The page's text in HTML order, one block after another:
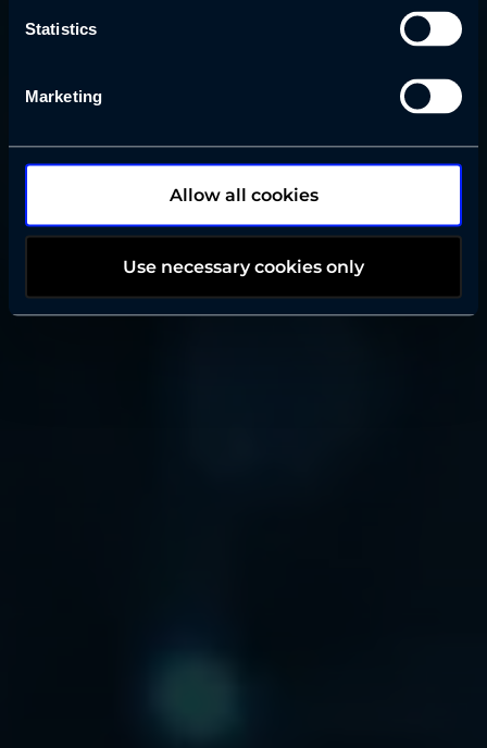
Statistics
Marketing
Allow all cookies
Use necessary cookies only
kaiken tarvittavan, jotta voit luottaa AWS-
infrastruktuuriisi jo ensijulkaisusta alkaen.